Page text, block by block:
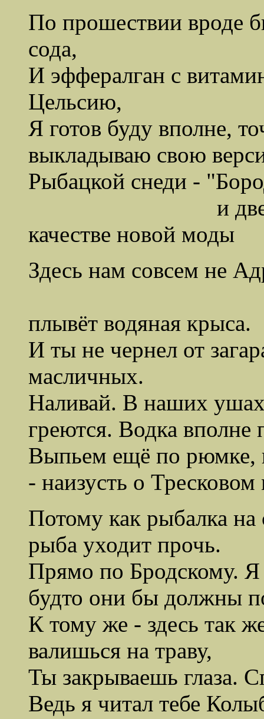
По прошествии вроде
сода,
И эффералган с
Цельсию,
Я готов буду вполне,
выкладываю свою
Рыбацкой снеди -
и две
качестве новой моды
Здесь нам совсем не
плывёт водяная крыса.
И ты не чернел от
масличных.
Наливай. В наших ушах
греются. Водка вполне
Выпьем ещё по рюмке,
- наизусть о
Потому как рыбалка на
рыба уходит прочь.
Прямо по Бродскому. Я
будто они бы должны
К тому же - здесь так
валишься на траву,
Ты закрываешь глаза.
Ведь я читал тебе